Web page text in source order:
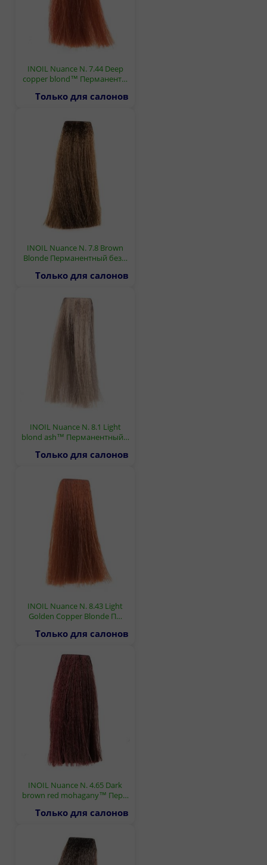
INOIL Nuance N. 7.44 Deep
copper blond™ Перманент…
Только для салонов
INOIL Nuance N. 7.8 Brown
Blonde Перманентный без…
Только для салонов
INOIL Nuance N. 8.1 Light
blond ash™ Перманентный…
Только для салонов
INOIL Nuance N. 8.43 Light
Golden Copper Blonde П…
Только для салонов
INOIL Nuance N. 4.65 Dark
brown red mohagany™ Пер…
Только для салонов